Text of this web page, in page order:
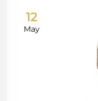
12
May